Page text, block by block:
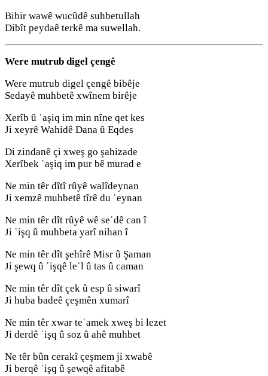
Bibir wawê wucûdê suhbetullah
Dibît peydaê terkê ma suwellah.
Were mutrub digel çengê
Were mutrub digel çengê bibêje
Sedayê muhbetê xwînem birêje
Xerîb û ˈaşiq im min nîne qet kes
Ji xeyrê Wahidê Dana û Eqdes
Di zindanê çi xweş go şahizade
Xerîbek ˈaşiq im pur bê murad e
Ne min têr dîtî rûyê walîdeynan
Ji xemzê muhbetê tîrê du ˈeynan
Ne min têr dît rûyê wê seˈdê can î
Ji ˈişq û muhbeta yarî nihan î
Ne min têr dît şehîrê Misr û Şaman
Ji şewq û ˈişqê leˈl û tas û caman
Ne min têr dît çek û esp û siwarî
Ji huba badeê çeşmên xumarî
Ne min têr xwar teˈamek xweş bi lezet
Ji derdê ˈişq û soz û ahê muhbet
Ne têr bûn cerakî çeşmem ji xwabê
Ji berqê ˈişq û şewqê afitabê